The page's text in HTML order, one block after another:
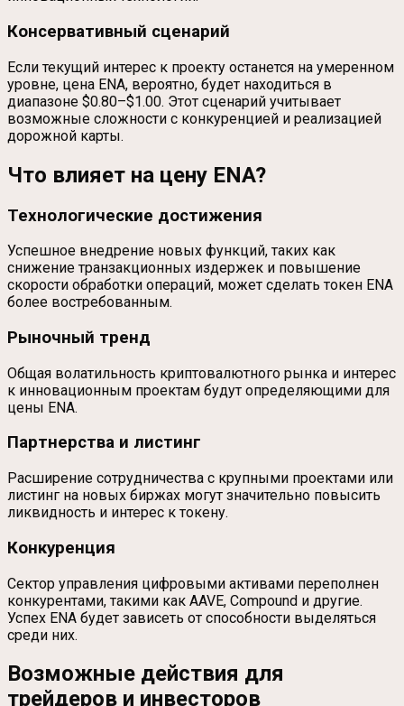
Консервативный сценарий
Если текущий интерес к проекту останется на умеренном
уровне, цена ENA, вероятно, будет находиться в
диапазоне $0.80–$1.00. Этот сценарий учитывает
возможные сложности с конкуренцией и реализацией
дорожной карты.
Что влияет на цену ENA?
Технологические достижения
Успешное внедрение новых функций, таких как
снижение транзакционных издержек и повышение
скорости обработки операций, может сделать токен ENA
более востребованным.
Рыночный тренд
Общая волатильность криптовалютного рынка и интерес
к инновационным проектам будут определяющими для
цены ENA.
Партнерства и листинг
Расширение сотрудничества с крупными проектами или
листинг на новых биржах могут значительно повысить
ликвидность и интерес к токену.
Конкуренция
Сектор управления цифровыми активами переполнен
конкурентами, такими как AAVE, Compound и другие.
Успех ENA будет зависеть от способности выделяться
среди них.
Возможные действия для
трейдеров и инвесторов